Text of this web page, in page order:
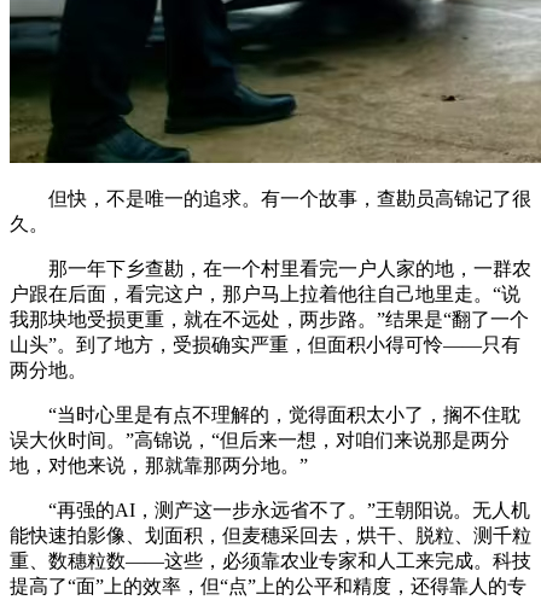
但快，不是唯一的追求。有一个故事，查勘员高锦记了很
久。
那一年下乡查勘，在一个村里看完一户人家的地，一群农
户跟在后面，看完这户，那户马上拉着他往自己地里走。“说
我那块地受损更重，就在不远处，两步路。”结果是“翻了一个
山头”。到了地方，受损确实严重，但面积小得可怜——只有
两分地。
“当时心里是有点不理解的，觉得面积太小了，搁不住耽
误大伙时间。”高锦说，“但后来一想，对咱们来说那是两分
地，对他来说，那就靠那两分地。”
“再强的AI，测产这一步永远省不了。”王朝阳说。无人机
能快速拍影像、划面积，但麦穗采回去，烘干、脱粒、测千粒
重、数穗粒数——这些，必须靠农业专家和人工来完成。科技
提高了“面”上的效率，但“点”上的公平和精度，还得靠人的专